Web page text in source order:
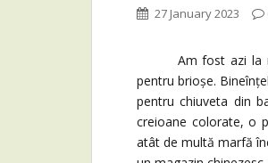
27 January 2023
Am fost azi la
pentru brioșe.
pentru chiuveta din
creioane colorate, o
atât de multă marfă